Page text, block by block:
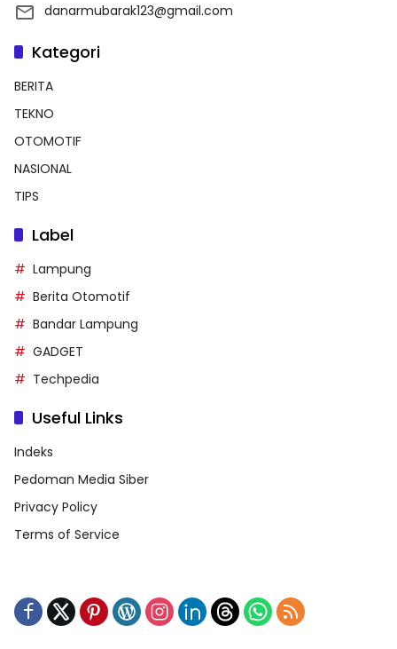
danarmubarak123@gmail.com
Kategori
BERITA
TEKNO
OTOMOTIF
NASIONAL
TIPS
Label
Lampung
Berita Otomotif
Bandar Lampung
GADGET
Techpedia
Useful Links
Indeks
Pedoman Media Siber
Privacy Policy
Terms of Service